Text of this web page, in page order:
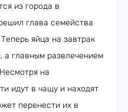
из города в
глава семейства
яйца на завтрак
а главным развлечением
на
идут в чащу и находят
перенести их в